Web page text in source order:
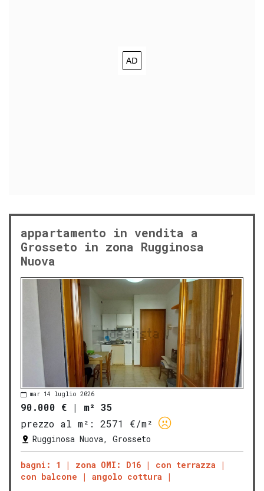
appartamento in vendita a
Grosseto in zona Rugginosa
Nuova
mar 14 luglio 2026
90.000 € | m² 35
prezzo al m²:
2571 €/m²
Rugginosa Nuova, Grosseto
bagni: 1 zona OMI: D16
con terrazza
con balcone
angolo cottura